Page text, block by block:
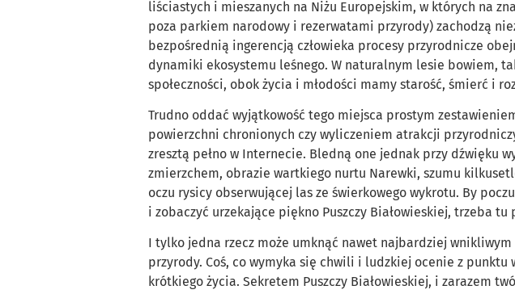
liściastych i mieszanych na Niżu Europejskim, w których na
poza parkiem narodowy i rezerwatami przyrody) zachodzą
bezpośrednią ingerencją człowieka procesy przyrodnicze
dynamiki ekosystemu leśnego. W naturalnym lesie bowiem,
społeczności, obok życia i młodości mamy starość, śmierć i
Trudno oddać wyjątkowość tego miejsca prostym
powierzchni chronionych czy wyliczeniem atrakcji
zresztą pełno w Internecie. Bledną one jednak przy dźwięku
zmierzchem, obrazie wartkiego nurtu Narewki, szumu
oczu rysicy obserwującej las ze świerkowego wykrotu. By
i zobaczyć urzekające piękno Puszczy Białowieskiej, trzeba tu
I tylko jedna rzecz może umknąć nawet najbardziej
przyrody. Coś, co wymyka się chwili i ludzkiej ocenie z punktu
krótkiego życia. Sekretem Puszczy Białowieskiej, i zarazem